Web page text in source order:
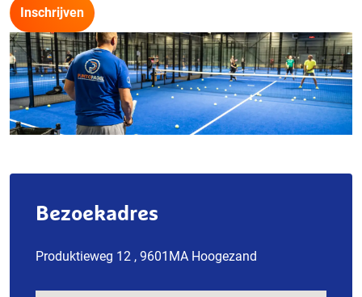
Inschrijven
Bezoekadres
Produktieweg 12 , 9601MA Hoogezand